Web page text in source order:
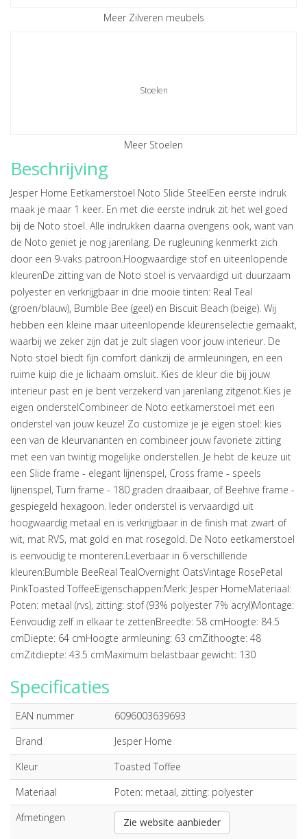
Meer Zilveren meubels
Stoelen
Meer Stoelen
Beschrijving
Jesper Home Eetkamerstoel Noto Slide SteelEen eerste indruk
maak je maar 1 keer. En met die eerste indruk zit het wel goed
bij de Noto stoel. Alle indrukken daarna overigens ook, want van
de Noto geniet je nog jarenlang. De rugleuning kenmerkt zich
door een 9-vaks patroon.Hoogwaardige stof en uiteenlopende
kleurenDe zitting van de Noto stoel is vervaardigd uit duurzaam
polyester en verkrijgbaar in drie mooie tinten: Real Teal
(groen/blauw), Bumble Bee (geel) en Biscuit Beach (beige). Wij
hebben een kleine maar uiteenlopende kleurenselectie gemaakt,
waarbij we zeker zijn dat je zult slagen voor jouw interieur. De
Noto stoel biedt fijn comfort dankzij de armleuningen, en een
ruime kuip die je lichaam omsluit. Kies de kleur die bij jouw
interieur past en je bent verzekerd van jarenlang zitgenot.Kies je
eigen onderstelCombineer de Noto eetkamerstoel met een
onderstel van jouw keuze! Zo customize je je eigen stoel: kies
een van de kleurvarianten en combineer jouw favoriete zitting
met een van twintig mogelijke onderstellen. Je hebt de keuze uit
een Slide frame - elegant lijnenspel, Cross frame - speels
lijnenspel, Turn frame - 180 graden draaibaar, of Beehive frame -
gespiegeld hexagoon. Ieder onderstel is vervaardigd uit
hoogwaardig metaal en is verkrijgbaar in de finish mat zwart of
wit, mat RVS, mat gold en mat rosegold. De Noto eetkamerstoel
is eenvoudig te monteren.Leverbaar in 6 verschillende
kleuren:Bumble BeeReal TealOvernight OatsVintage RosePetal
PinkToasted ToffeeEigenschappen:Merk: Jesper HomeMateriaal:
Poten: metaal (rvs), zitting: stof (93% polyester 7% acryl)Montage:
Eenvoudig zelf in elkaar te zettenBreedte: 58 cmHoogte: 84.5
cmDiepte: 64 cmHoogte armleuning: 63 cmZithoogte: 48
cmZitdiepte: 43.5 cmMaximum belastbaar gewicht: 130
Specificaties
EAN nummer
6096003639693
Brand
Jesper Home
Kleur
Toasted Toffee
Materiaal
Poten: metaal, zitting: polyester
Afmetingen
Zie website aanbieder